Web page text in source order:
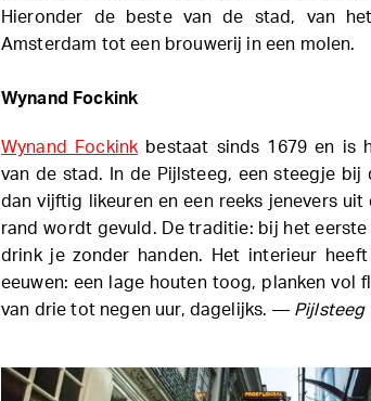
Hieronder de beste van de stad, van
Amsterdam tot een brouwerij in een molen.
Wynand Fockink
Wynand Fockink bestaat sinds 1679 en is
van de stad. In de Pijlsteeg, een steegje bij
dan vijftig likeuren en een reeks jenevers
rand wordt gevuld. De traditie: bij het
drink je zonder handen. Het interieur
eeuwen: een lage houten toog, planken vol
van drie tot negen uur, dagelijks. — Pijlsteeg